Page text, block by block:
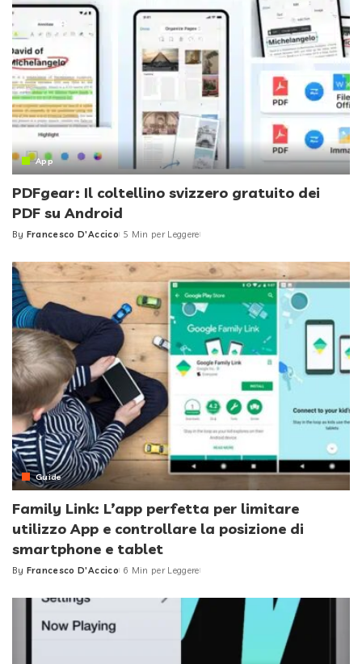
App
PDFgear: Il coltellino svizzero gratuito dei
PDF su Android
Posted
By Francesco D'Accico 5 Min per Leggere
Guide
Family Link: L’app perfetta per limitare
utilizzo App e controllare la posizione di
smartphone e tablet
Posted
By Francesco D'Accico 6 Min per Leggere